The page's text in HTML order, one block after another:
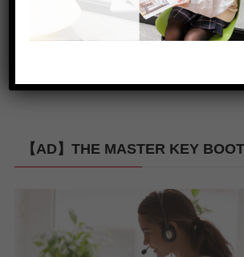
【AD】THE MASTER KEY